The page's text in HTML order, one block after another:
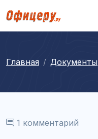
Главная Документы
1 комментарий